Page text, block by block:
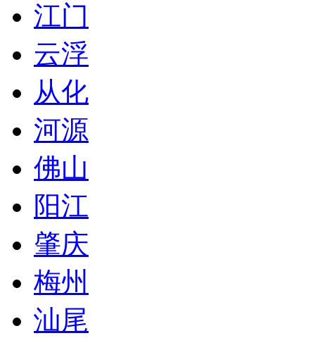
江门
云浮
从化
河源
佛山
阳江
肇庆
梅州
汕尾